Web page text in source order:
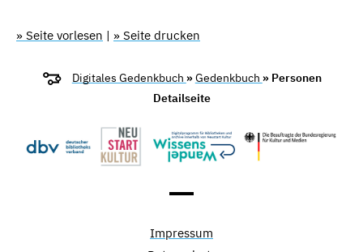
» Seite vorlesen | » Seite drucken
Digitales Gedenkbuch »Gedenkbuch » Personen
Detailseite
Impressum